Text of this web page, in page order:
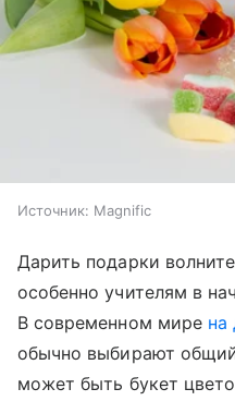
Источник: Magnific
Дарить подарки
особенно учителям в
В современном мире на
обычно выбирают
может быть букет